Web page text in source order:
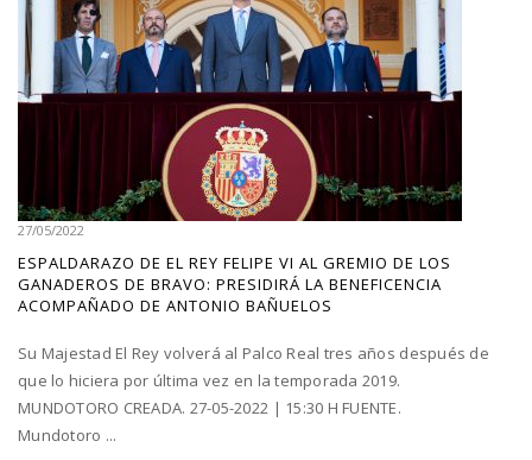
27/05/2022
ESPALDARAZO DE EL REY FELIPE VI AL GREMIO DE LOS
GANADEROS DE BRAVO: PRESIDIRÁ LA BENEFICENCIA
ACOMPAÑADO DE ANTONIO BAÑUELOS
Su Majestad El Rey volverá al Palco Real tres años después de
que lo hiciera por última vez en la temporada 2019.
MUNDOTORO CREADA. 27-05-2022 | 15:30 H FUENTE.
Mundotoro ...